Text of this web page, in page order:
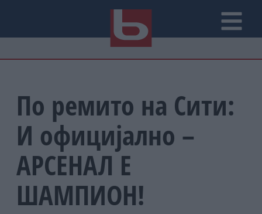
По ремито на Сити:
И официјално –
АРСЕНАЛ Е
ШАМПИОН!